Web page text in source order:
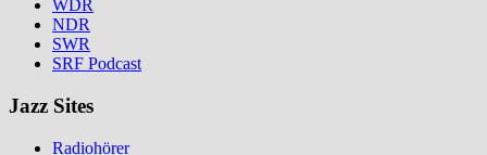
WDR
NDR
SWR
SRF Podcast
Jazz Sites
Radiohörer